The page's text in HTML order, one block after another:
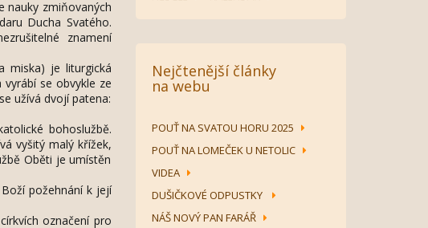
nauky zmiňovaných
Ducha Svatého.
znamení
miska) je liturgická
se obvykle ze
užívá dvojí patena:
bohoslužbě.
vyšitý malý křížek,
Oběti je umístěn
požehnání k její
označení pro
Nejčtenější články
na webu
POUŤ NA SVATOU HORU 2025
POUŤ NA LOMEČEK U NETOLIC
VIDEA
DUŠIČKOVÉ ODPUSTKY
NÁŠ NOVÝ PAN FARÁŘ